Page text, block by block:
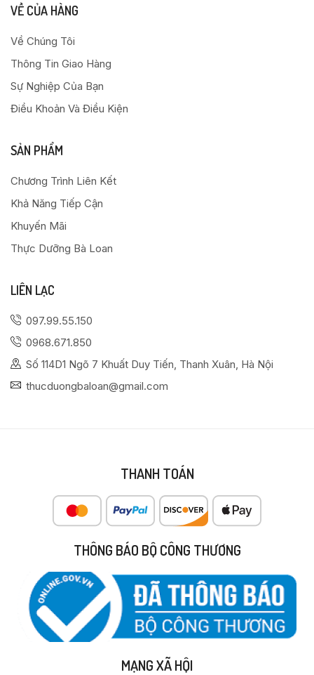
VỀ CỦA HÀNG
Về Chúng Tôi
Thông Tin Giao Hàng
Sự Nghiệp Của Bạn
Điều Khoản Và Điều Kiện
SẢN PHẨM
Chương Trình Liên Kết
Khả Năng Tiếp Cận
Khuyến Mãi
Thực Dưỡng Bà Loan
LIÊN LẠC
097.99.55.150
0968.671.850
Số 114D1 Ngõ 7 Khuất Duy Tiến, Thanh Xuân, Hà Nội
thucduongbaloan@gmail.com
THANH TOÁN
THÔNG BÁO BỘ CÔNG THƯƠNG
MẠNG XÃ HỘI